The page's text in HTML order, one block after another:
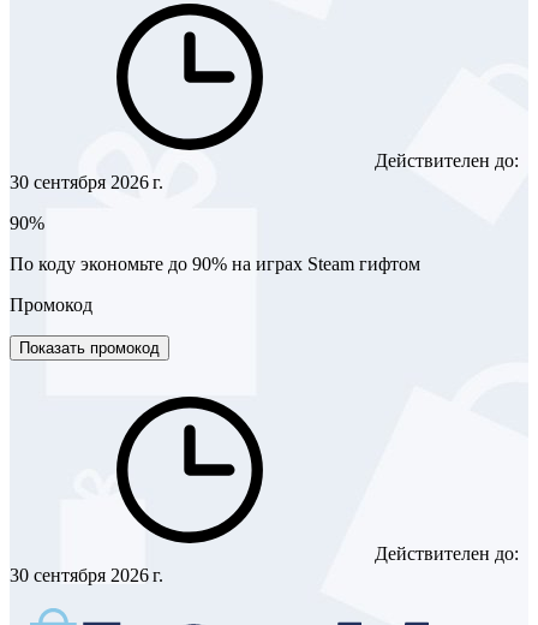
Действителен до:
30 сентября 2026 г.
90%
По коду экономьте до 90% на играх Steam гифтом
Промокод
Показать промокод
Действителен до:
30 сентября 2026 г.